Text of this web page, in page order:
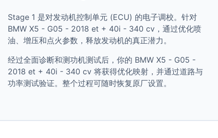
Stage 1 是对发动机控制单元 (ECU) 的电子调校。针对
BMW X5 - G05 - 2018 et + 40i - 340 cv，通过优化喷
油、增压和点火参数，释放发动机的真正潜力。
经过全面诊断和测功机测试后，你的 BMW X5 - G05 -
2018 et + 40i - 340 cv 将获得优化映射，并通过道路与
功率测试验证。整个过程可随时恢复原厂设置。